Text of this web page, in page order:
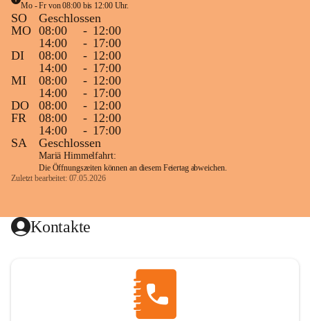
Mo - Fr von 08:00 bis 12:00 Uhr.
SO
Geschlossen
MO 08:00 - 12:00
14:00
- 17:00
DI
08:00 - 12:00
14:00
- 17:00
MI
08:00 - 12:00
14:00
- 17:00
DO
08:00 - 12:00
FR
08:00 - 12:00
14:00
- 17:00
SA
Geschlossen
Mariä Himmelfahrt:
Die Öffnungszeiten können an diesem Feiertag abweichen.
Zuletzt bearbeitet: 07.05.2026
Kontakte